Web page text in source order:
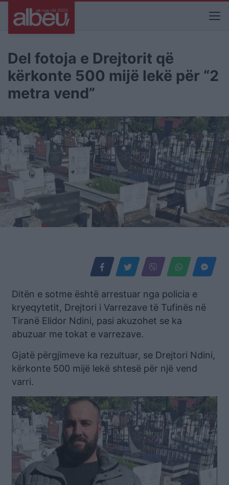
Del fotoja e Drejtorit që
kërkonte 500 mijë lekë për “2
metra vend”
Ditën e sotme është arrestuar nga policia e
kryeqytetit, Drejtori i Varrezave të Tufinës në
Tiranë Elidor Ndini, pasi akuzohet se ka
abuzuar me tokat e varrezave.
Gjatë përgjimeve ka rezultuar, se Drejtori Ndini,
kërkonte 500 mijë lekë shtesë për një vend
varri.